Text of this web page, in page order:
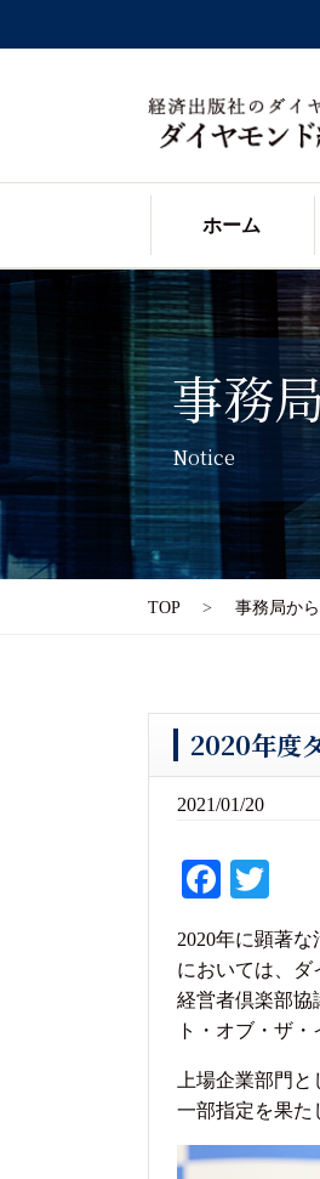
ホーム
事務
Notice
TOP 事務局か
2020年度
2021/01/20
Fa
bo
ok
wi
tte
r
2020年に顕著
においては、ダ
経営者倶楽部
ト・オブ・ザ
上場企業部門
一部指定を果た